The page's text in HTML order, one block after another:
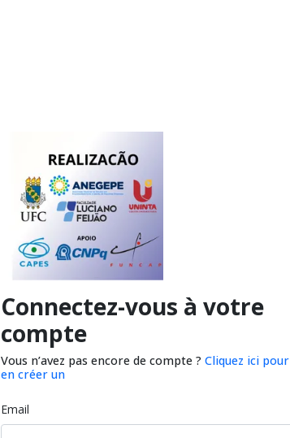
Connectez-vous à votre
compte
Vous n’avez pas encore de compte ? Cliquez ici pour
en créer un
Email